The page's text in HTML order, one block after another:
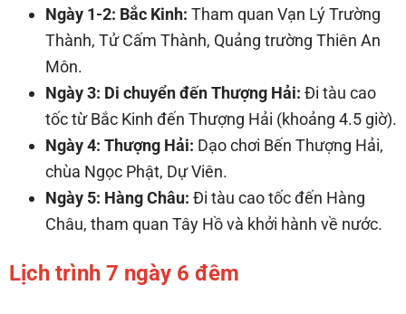
Ngày 1-2: Bắc Kinh: Tham quan Vạn Lý Trường
Thành, Tử Cấm Thành, Quảng trường Thiên An
Môn.
Ngày 3: Di chuyển đến Thượng Hải: Đi tàu cao
tốc từ Bắc Kinh đến Thượng Hải (khoảng 4.5 giờ).
Ngày 4: Thượng Hải: Dạo chơi Bến Thượng Hải,
chùa Ngọc Phật, Dự Viên.
Ngày 5: Hàng Châu: Đi tàu cao tốc đến Hàng
Châu, tham quan Tây Hồ và khởi hành về nước.
Lịch trình 7 ngày 6 đêm